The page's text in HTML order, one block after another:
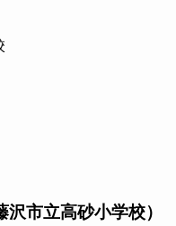
市立高砂小学校）